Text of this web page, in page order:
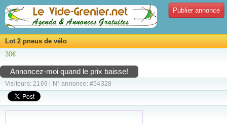
Publier annonce
Lot 2 pneus de vélo
30€
Annoncez-moi quand le prix baisse!
Visiteurs: 2169 | N° annonce: #54328